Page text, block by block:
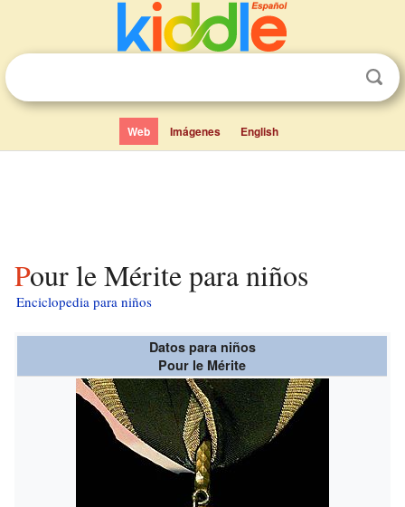
Web Imágenes English
Pour le Mérite para niños
Enciclopedia para niños
Datos para niños
Pour le Mérite